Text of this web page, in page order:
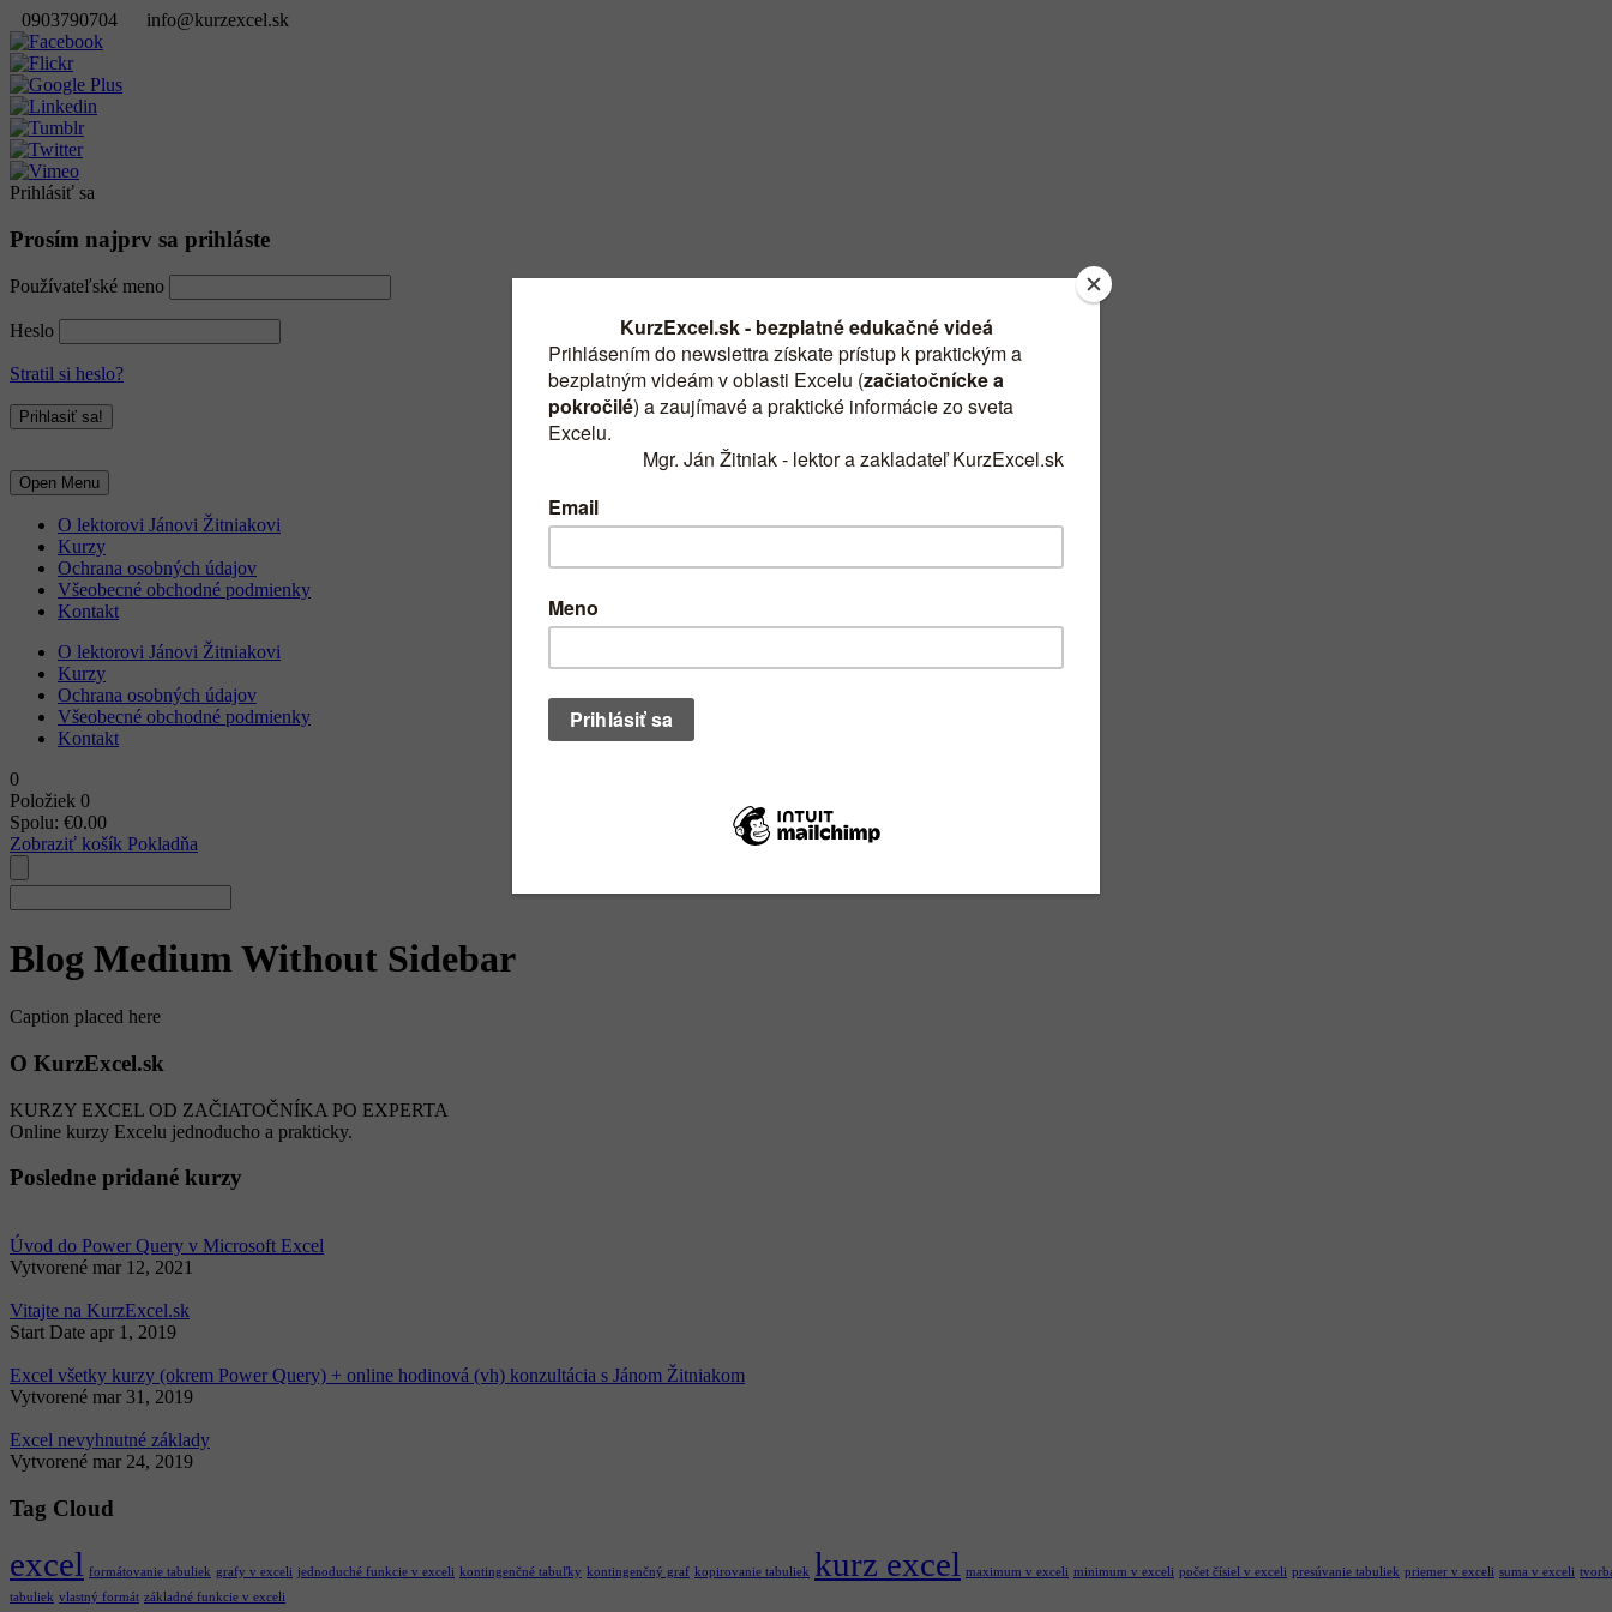
0903790704 info@kurzexcel.sk
Prihlásiť sa
Prosím najprv sa prihláste
Používateľské meno
Heslo
Stratil si heslo?
Open Menu
O lektorovi Jánovi Žitniakovi
Kurzy
Ochrana osobných údajov
Všeobecné obchodné podmienky
Kontakt
O lektorovi Jánovi Žitniakovi
Kurzy
Ochrana osobných údajov
Všeobecné obchodné podmienky
Kontakt
0
Položiek 0
Spolu: €0.00
Zobraziť košík Pokladňa
Blog Medium Without Sidebar
Caption placed here
O KurzExcel.sk
KURZY EXCEL OD ZAČIATOČNÍKA PO EXPERTA
Online kurzy Excelu jednoducho a prakticky.
Posledne pridané kurzy
Úvod do Power Query v Microsoft Excel
Vytvorené mar 12, 2021
Vitajte na KurzExcel.sk
Start Date apr 1, 2019
Excel všetky kurzy (okrem Power Query) + online hodinová (vh) konzultácia s Jánom Žitniakom
Vytvorené mar 31, 2019
Excel nevyhnutné základy
Vytvorené mar 24, 2019
Tag Cloud
excel formátovanie tabuliek grafy v exceli jednoduché funkcie v exceli kontingenčné tabuľky kontingenčný graf kopirovanie tabuliek kurz excel maximum v exceli minimum v exceli počet čísiel v exceli presúvanie tabuliek priemer v exceli suma v exceli
tabuliek vlastný formát základné funkcie v exceli